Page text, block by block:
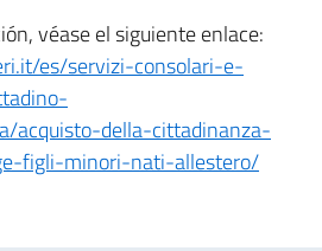
véase el siguiente enlace:
es/servizi-consolari-e-
acquisto-della-cittadinanza-
figli-minori-nati-allestero/